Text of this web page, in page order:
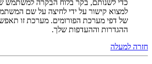
כדי לשנותם, בקר בלוח הבקרה למשתמש
למצוא קישור על ידי לחיצה על שם
של דפי מערכת הפורומים. מערכת זו
ההגדרות וההעדפות שלך.
חזרה למעלה